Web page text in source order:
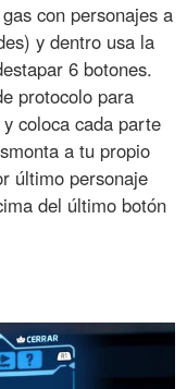
con personajes a
y dentro usa la
6 botones.
protocolo para
coloca cada parte
a tu propio
último personaje
del último botón